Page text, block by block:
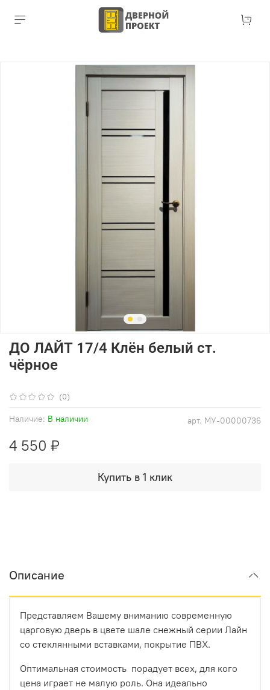
(0)
арт. МУ-00000736
Наличие: В наличии
ДО ЛАЙТ 17/4 Клён белый ст.
чёрное
4 550 ₽
Купить в 1 клик
Описание
Представляем Вашему вниманию современную
царговую дверь в цвете шале снежный серии Лайн
со стеклянными вставками, покрытие ПВХ.
Оптимальная стоимость порадует всех, для кого
цена играет не малую роль. Она идеально